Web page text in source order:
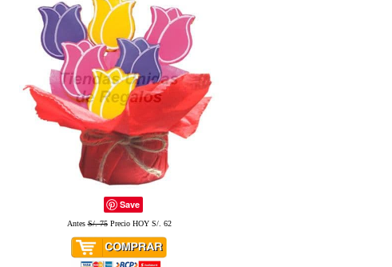
Save
AntesS/. 75Precio HOY S/. 62